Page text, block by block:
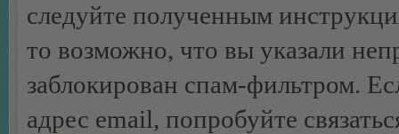
следуйте полученным
то возможно, что вы указали
заблокирован спам-фильтром.
адрес email, попробуйте